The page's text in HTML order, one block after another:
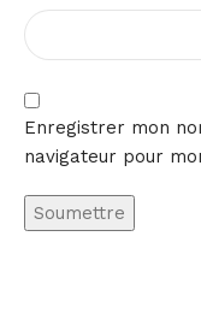
Enregistrer mon
navigateur pour